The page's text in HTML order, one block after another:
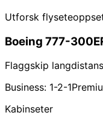
Utforsk
Boeing 777-
Flaggskip
Business: 1-2-1
Kabinseter